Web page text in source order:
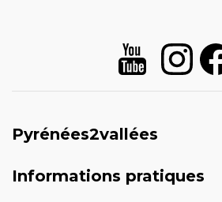
Pyrénées2vallées
Informations pratiques